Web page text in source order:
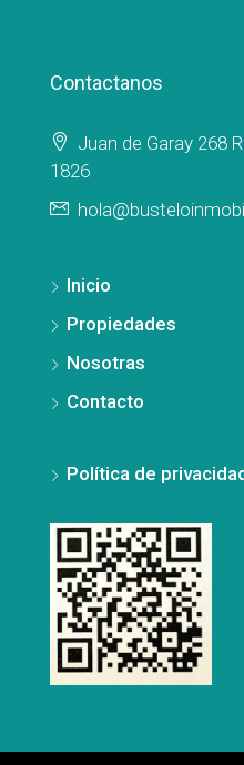
Contactanos
Juan de Garay 268
1826
Inicio
Propiedades
Nosotras
Contacto
Política de